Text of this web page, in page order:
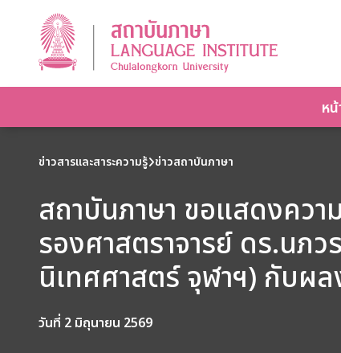
ห
ข่าวสารและสาระความรู้ ข่าวสถาบันภาษา
สถาบันภาษา ขอแสดงคว
รองศาสตราจารย์ ดร.นภ
นิเทศศาสตร์ จุฬาฯ) กับผล
วันที่ 2 มิถุนายน 2569